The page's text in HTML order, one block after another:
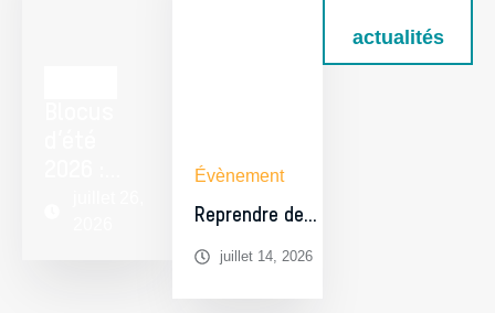
Évènement
Reprendre des
études en
à Charleroi : ce
juillet 14, 2026
actualités